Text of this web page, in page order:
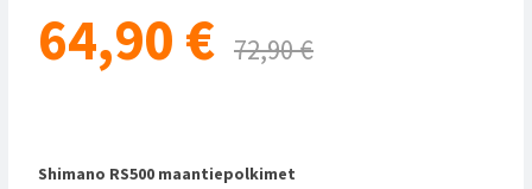
64,90 € 72,90 €
Shimano RS500 maantiepolkimet